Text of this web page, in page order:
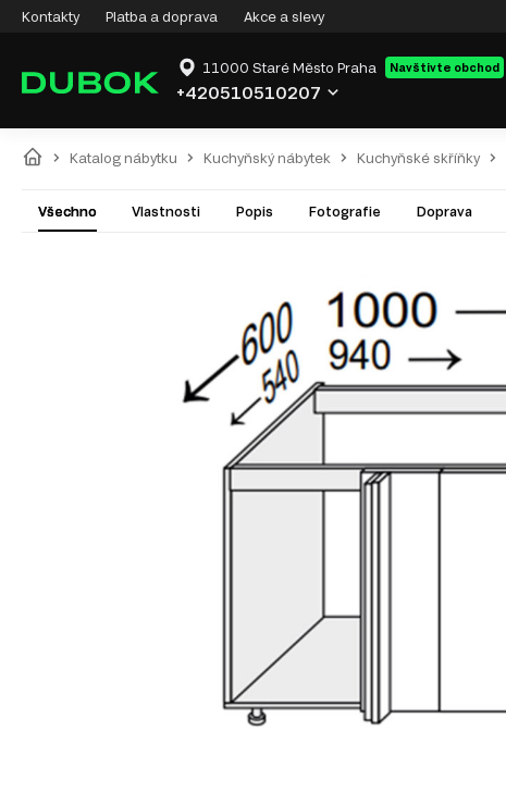
Kontakty Platba a doprava Akce a slevy
11000 Staré Město Praha Navštivte obchod
+420510510207
Katalog nábytku Kuchyňský nábytek Kuchyňské skříňky
Všechno Vlastnosti Popis Fotografie Doprava